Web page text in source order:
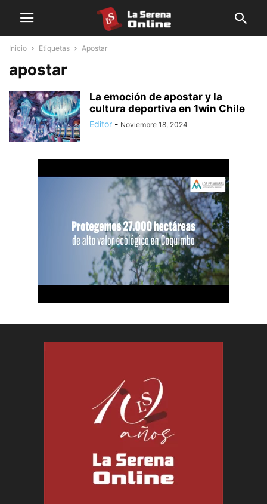
Inicio Etiquetas Apostar
apostar
La emoción de apostar y la
cultura deportiva en 1win Chile
Editor - Noviembre 18, 2024